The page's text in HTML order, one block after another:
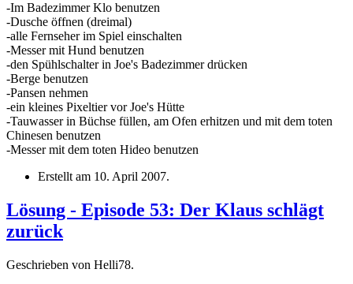
-Im Badezimmer Klo benutzen
-Dusche öffnen (dreimal)
-alle Fernseher im Spiel einschalten
-Messer mit Hund benutzen
-den Spühlschalter in Joe's Badezimmer drücken
-Berge benutzen
-Pansen nehmen
-ein kleines Pixeltier vor Joe's Hütte
-Tauwasser in Büchse füllen, am Ofen erhitzen und mit dem toten
Chinesen benutzen
-Messer mit dem toten Hideo benutzen
Erstellt am 10. April 2007.
Lösung - Episode 53: Der Klaus schlägt
zurück
Geschrieben von Helli78.